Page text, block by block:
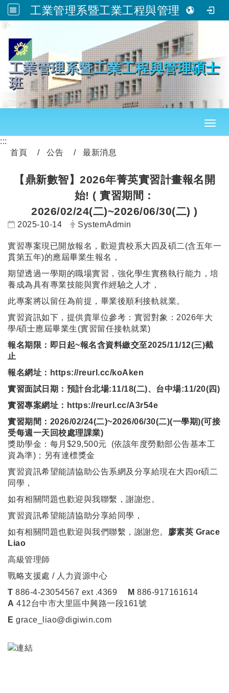
工業管理系暨工業工程與管理碩士班
跳到主要內容
工業管理系暨工業工程與管理碩士
班
:::
首頁
公告 最新消息
【鼎新數智】2026年菁英實習計畫報名開
始! ( 實習期間：
2026/02/24(二)~2026/06/30(二) )
日期：
2025-10-14 發布者：
SystemAdmin
實習專案現已開放報名，歡迎貴校系大四及碩二(含五年一
貫第五年)的應屆畢業生報名，
期望透過一學期的職場實習，強化學生實務執行能力，培
養成為具有專業技能與實作經驗之人才，
此專案將以留任為前提，畢業後順利接軌就業。
實習資訊如下，提供貴單位參考：實習對象：2026年大
學/碩士應屆畢業生(實習留任接軌就業)
報名期限：即日起~報名含資料繳交至2025/11/12(三)截
止
報名網址：https://reurl.cc/koAken
實習面試日期：預計台北場:11/18(二)、台中場:11/20(四)
實習專案網址：https://reurl.cc/A3r54e
實習期間：2026/02/24(二)~2026/06/30(二)(一學期)(可接
受每週一天回校處理課業)
獎助學金：每月$29,500元 (依該年度勞動部公告基本工
資為準)；另有達標獎金
實習資訊希望能請協助公告系網及分享給現在大四or碩二
同學，
如有相關問題也歡迎與我聯繫，謝謝您。
實習資訊希望能請協助分享給同學，
如有相關問題也歡迎與我們聯繫，謝謝您。 廖素英 Grace
Liao
高級管理師
戰略支援處 / 人力資源中心
T 886-4-23054567 ext .4369 M 886-917161614
A 412台中市大里區中興路一段161號
E grace_liao@digiwin.com